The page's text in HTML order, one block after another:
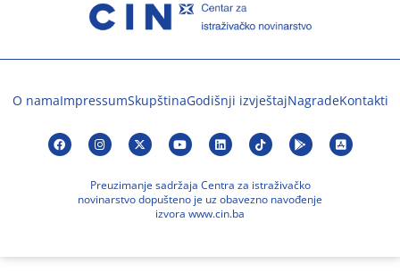
O namaImpressumSkupštinaGodišnji izvještajNagradeKontakti
Preuzimanje sadržaja Centra za istraživačko
novinarstvo dopušteno je uz obavezno navođenje
izvora www.cin.ba